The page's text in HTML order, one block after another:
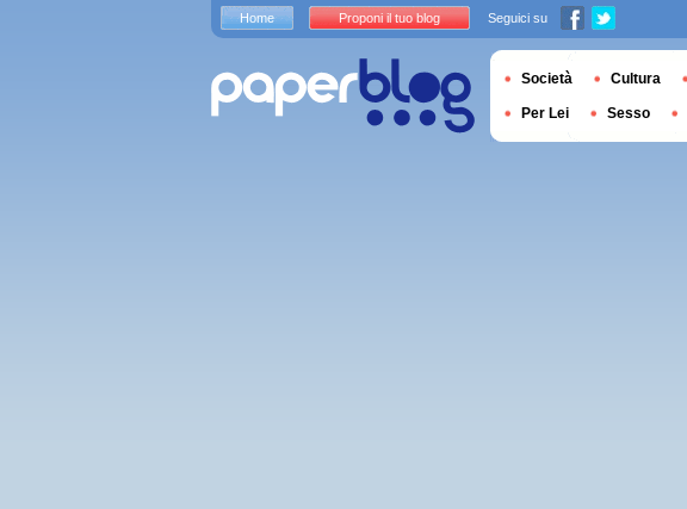
Home Proponi il tuo blog Seguici su
Società Cultura
Per Lei Sesso